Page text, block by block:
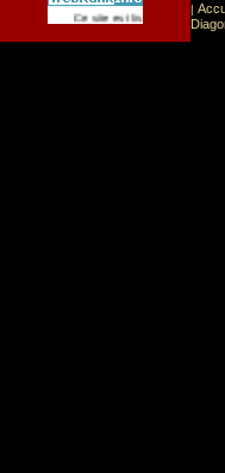
Ce site est list� dans la
|